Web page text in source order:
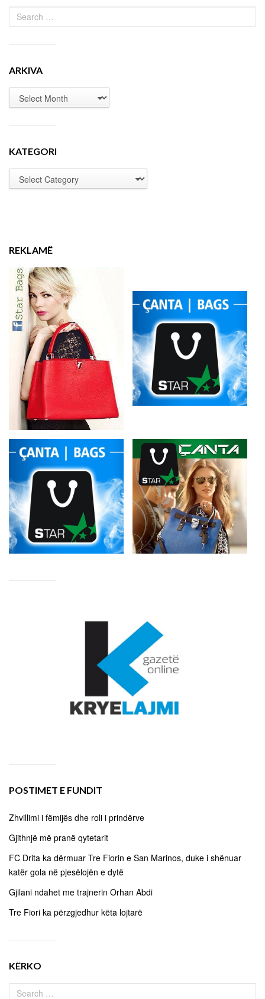
ARKIVA
KATEGORI
REKLAMË
POSTIMET E FUNDIT
Zhvillimi i fëmijës dhe roli i prindërve
Gjithnjë më pranë qytetarit
FC Drita ka dërmuar Tre Fiorin e San Marinos, duke i shënuar
katër gola në pjesëlojën e dytë
Gjilani ndahet me trajnerin Orhan Abdi
Tre Fiori ka përzgjedhur këta lojtarë
KËRKO